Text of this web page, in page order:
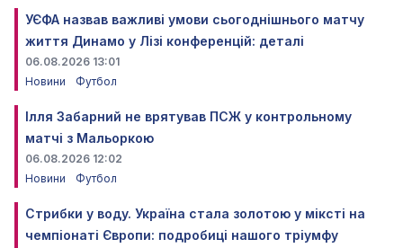
УЄФА назвав важливі умови сьогоднішнього матчу
життя Динамо у Лізі конференцій: деталі
06.08.2026 13:01
Новини
Футбол
Ілля Забарний не врятував ПСЖ у контрольному
матчі з Мальоркою
06.08.2026 12:02
Новини
Футбол
Стрибки у воду. Україна стала золотою у міксті на
чемпіонаті Європи: подробиці нашого тріумфу